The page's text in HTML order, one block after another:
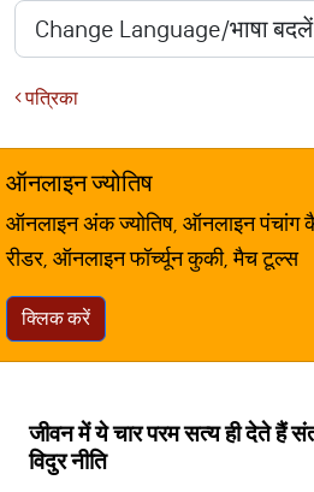
पत्रिका
ऑनलाइन ज्योतिष
ऑनलाइन अंक ज्योतिष, ऑनलाइन पंचांग
रीडर, ऑनलाइन फॉर्च्यून कुकी, मैच टूल्स
क्लिक करें
जीवन में ये चार परम सत्य ही देते हैं
विदुर नीति